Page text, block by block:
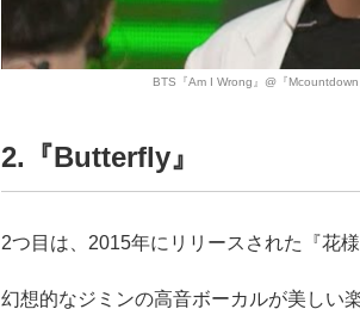
BTS『Am I Wrong』@『
2.『Butterfly』
2つ目は、2015年にリリースされた『花
幻想的なジミンの高音ボーカルが美しい